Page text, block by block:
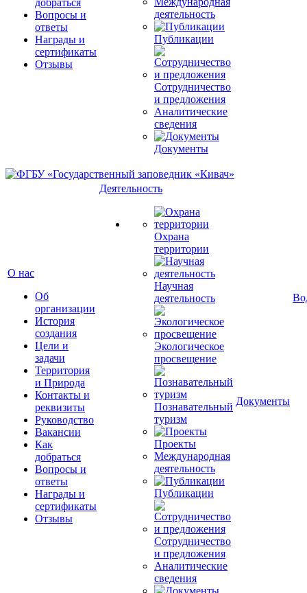
добраться
Вопросы и
ответы
Награды и
сертификаты
Отзывы
деятельность
Публикации
Сотрудничество
и предложения
Аналитические
сведения
Документы
О нас
Об
организации
История
создания
Цели и
задачи
Территория
и Природа
Контакты и
реквизиты
Руководство
Вакансии
Как
добраться
Вопросы и
ответы
Награды и
сертификаты
Отзывы
Деятельность
Охрана
территории
Научная
деятельность
Экологическое
просвещение
Познавательный
туризм
Проекты
Международная
деятельность
Публикации
Сотрудничество
и предложения
Аналитические
сведения
Документы